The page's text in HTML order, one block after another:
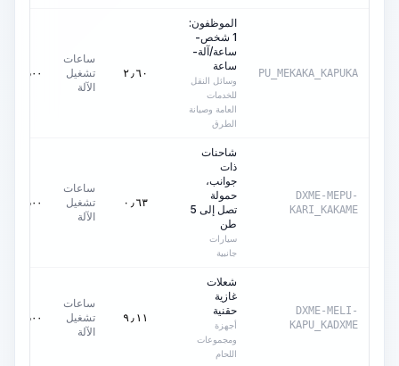
PU_MEKAKA_KAPUKA
الموظفون:
1 شخص-
ساعة/آلة-
ساعة
وسائل النقل
للخدمات
العامة وصيانة
الطرق
٢٫٦٠
ساعات
تشغيل
الآلة
٠٫٠٠
DXME-MEPU-
KARI_KAKAME
شاحنات
ذات
جوانب،
حمولة
تصل إلى 5
طن
سيارات
جانبية
٠٫٦٣
ساعات
تشغيل
الآلة
٠٫٠٠
DXME-MELI-
KAPU_KADXME
شعلات
غازية
حقنية
أجهزة
ومجموعات
اللحام
٩٫١١
ساعات
تشغيل
الآلة
٠٫٠٠